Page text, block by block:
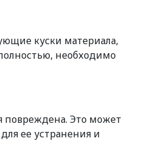
куски материала,
необходимо
повреждена. Это может
ее устранения и